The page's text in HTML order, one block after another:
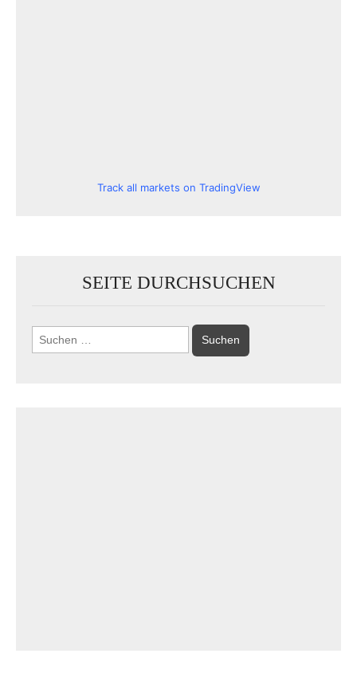
Track all markets on TradingView
SEITE DURCHSUCHEN
Suchen
nach: